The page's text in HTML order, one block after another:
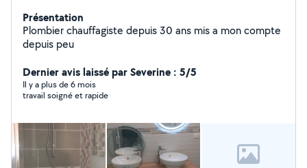
Présentation
Plombier chauffagiste depuis 30 ans mis a mon compte
depuis peu
Dernier avis laissé par Severine : 5/5
Il y a plus de 6 mois
travail soigné et rapide